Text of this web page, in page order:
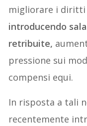
migliorare i diritti
introducendo
retribuite,
pressione sui
compensi equi.
In risposta a tali
recentemente